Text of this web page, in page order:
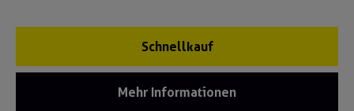
Schnellkauf
Mehr Informationen